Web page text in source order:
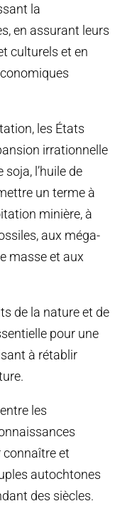
la
en assurant leurs
culturels et en
les États
irrationnelle
l’huile de
un terme à
minière, à
aux méga-
masse et aux
de la nature et de
pour une
à rétablir
les
connaître et
autochtones
des siècles.